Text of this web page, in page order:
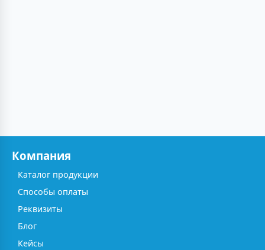
Компания
Каталог продукции
Способы оплаты
Реквизиты
Блог
Кейсы